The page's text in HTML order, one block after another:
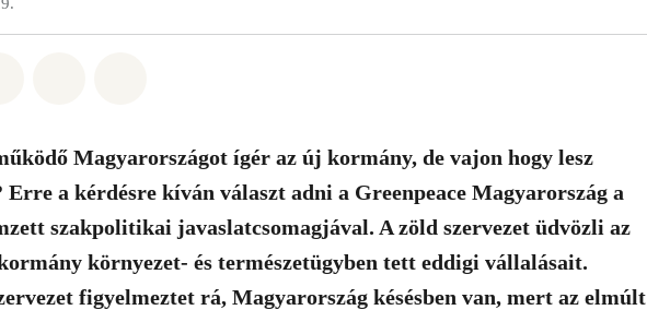
Magyarországot ígér az új kormány, de vajon hogy lesz
Erre a kérdésre kíván választ adni a Greenpeace Magyarország a
szakpolitikai javaslatcsomagjával. A zöld szervezet üdvözli az
környezet- és természetügyben tett eddigi vállalásait.
figyelmeztet rá, Magyarország késésben van, mert az elmúlt